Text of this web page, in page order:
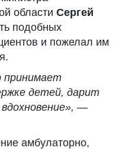
области Сергей
подобных
и пожелал им
принимает
детей, дарит
—
амбулаторно,